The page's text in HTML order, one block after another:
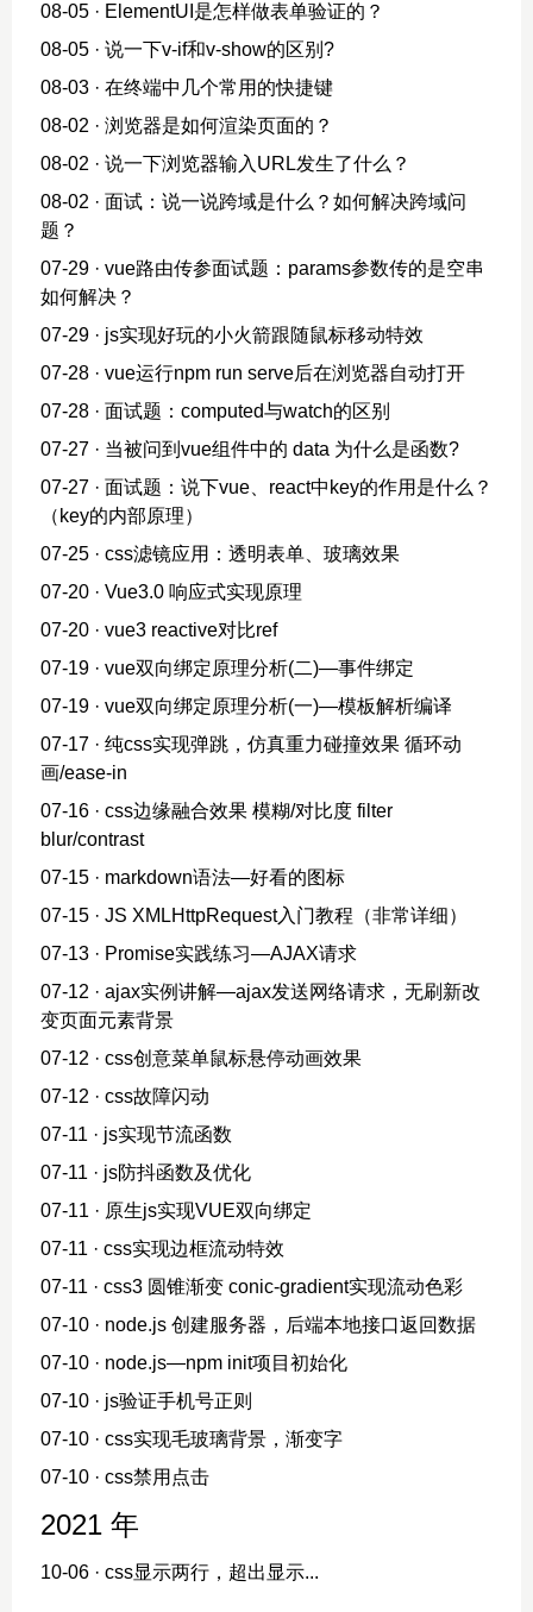
08-05 · ElementUI是怎样做表单验证的？
08-05 · 说一下v-if和v-show的区别?
08-03 · 在终端中几个常用的快捷键
08-02 · 浏览器是如何渲染页面的？
08-02 · 说一下浏览器输入URL发生了什么？
08-02 · 面试：说一说跨域是什么？如何解决跨域问
题？
07-29 · vue路由传参面试题：params参数传的是空串
如何解决？
07-29 · js实现好玩的小火箭跟随鼠标移动特效
07-28 · vue运行npm run serve后在浏览器自动打开
07-28 · 面试题：computed与watch的区别
07-27 · 当被问到vue组件中的 data 为什么是函数?
07-27 · 面试题：说下vue、react中key的作用是什么？
（key的内部原理）
07-25 · css滤镜应用：透明表单、玻璃效果
07-20 · Vue3.0 响应式实现原理
07-20 · vue3 reactive对比ref
07-19 · vue双向绑定原理分析(二)—事件绑定
07-19 · vue双向绑定原理分析(一)—模板解析编译
07-17 · 纯css实现弹跳，仿真重力碰撞效果 循环动
画/ease-in
07-16 · css边缘融合效果 模糊/对比度 filter
blur/contrast
07-15 · markdown语法—好看的图标
07-15 · JS XMLHttpRequest入门教程（非常详细）
07-13 · Promise实践练习—AJAX请求
07-12 · ajax实例讲解—ajax发送网络请求，无刷新改
变页面元素背景
07-12 · css创意菜单鼠标悬停动画效果
07-12 · css故障闪动
07-11 · js实现节流函数
07-11 · js防抖函数及优化
07-11 · 原生js实现VUE双向绑定
07-11 · css实现边框流动特效
07-11 · css3 圆锥渐变 conic-gradient实现流动色彩
07-10 · node.js 创建服务器，后端本地接口返回数据
07-10 · node.js—npm init项目初始化
07-10 · js验证手机号正则
07-10 · css实现毛玻璃背景，渐变字
07-10 · css禁用点击
2021 年
10-06 · css显示两行，超出显示...